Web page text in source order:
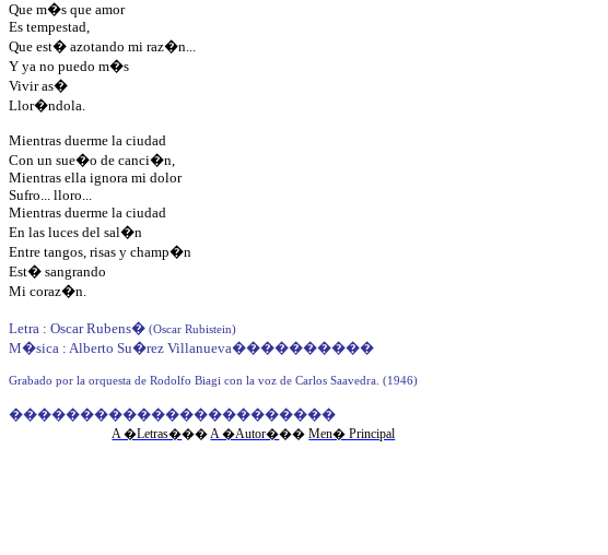
Que m�s que amor
Es tempestad,
Que est� azotando mi raz�n...
Y ya no puedo m�s
Vivir as�
Llor�ndola.
Mientras duerme la ciudad
Con un sue�o de canci�n,
Mientras ella ignora mi dolor
Sufro... lloro...
Mientras duerme la ciudad
En las luces del sal�n
Entre tangos, risas y champ�n
Est� sangrando
Mi coraz�n.
Letra : Oscar Rubens� (Oscar Rubistein)
M�sica : Alberto Su�rez Villanueva����������
Grabado por la orquesta de Rodolfo Biagi con la voz de Carlos Saavedra. (1946)
�����������������������
A �Letras���A �Autor���Men� Principal